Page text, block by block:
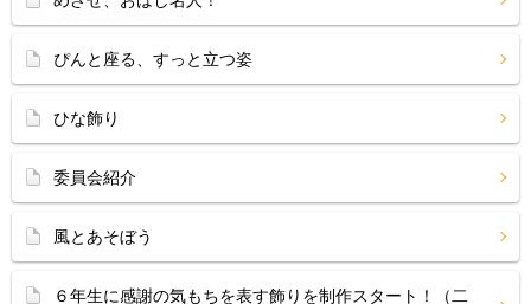
ぴんと座る、すっと立つ姿
ひな飾り
委員会紹介
風とあそぼう
６年生に感謝の気もちを表す飾りを制作スタート！（二